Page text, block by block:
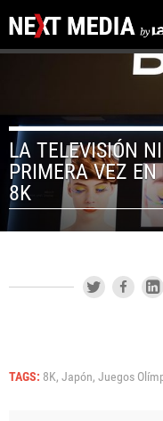
LA TELEVISIÓN
PRIMERA VEZ
8K
TAGS: 8K, Japón, Juegos